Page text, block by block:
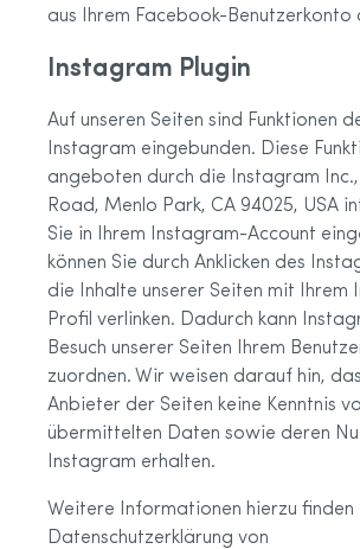
aus Ihrem Facebook-Benutzerkonto
Instagram Plugin
Auf unseren Seiten sind Funktionen
Instagram eingebunden. Diese
angeboten durch die Instagram Inc.,
Road, Menlo Park, CA 94025, USA
Sie in Ihrem Instagram-Account
können Sie durch Anklicken des
die Inhalte unserer Seiten mit Ihrem
Profil verlinken. Dadurch kann
Besuch unserer Seiten Ihrem
zuordnen. Wir weisen darauf hin,
Anbieter der Seiten keine Kenntnis
übermittelten Daten sowie deren
Instagram erhalten.
Weitere Informationen hierzu finden
Datenschutzerklärung von